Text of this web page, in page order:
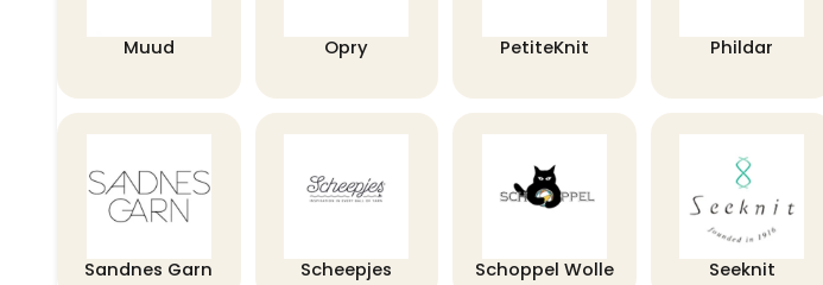
Muud Opry PetiteKnit Phildar
Sandnes Garn Scheepjes Schoppel Wolle Seeknit